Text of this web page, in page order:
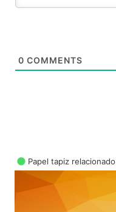
0 COMMENTS
Papel tapiz relacionado